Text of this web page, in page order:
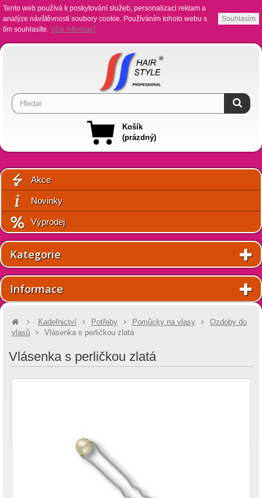
Tento web používá k poskytování služeb, personalizaci reklam a
analýze návštěvnosti soubory cookie. Používáním tohoto webu s
tím souhlasíte. Více informací
Souhlasím
Košík
(prázdný)
Akce
Novinky
Výprodej
Kategorie
Informace
Kadeřnictví Potřeby Pomůcky na vlasy
Ozdoby do
vlasů
Vlásenka s perličkou zlatá
Vlásenka s perličkou zlatá